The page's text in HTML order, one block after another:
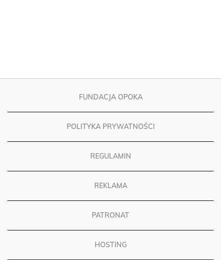
FUNDACJA OPOKA
POLITYKA PRYWATNOŚCI
REGULAMIN
REKLAMA
PATRONAT
HOSTING